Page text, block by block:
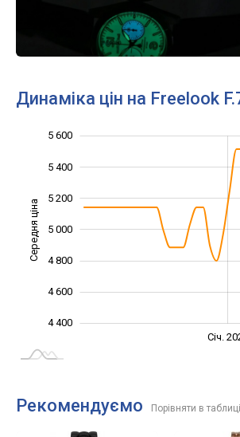
Динаміка цін на Freelook
Середня ціна 4 400
4 400
4 600
4 800
5 000
5 200
5 400
5 600
Січ.
Рекомендуємо Порівняти в таблиці